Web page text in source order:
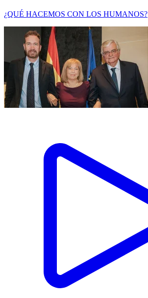
¿QUÉ HACEMOS CON LOS HUMANOS?